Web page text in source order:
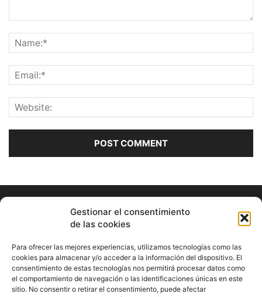
Gestionar el consentimiento
de las cookies
Para ofrecer las mejores experiencias, utilizamos tecnologías como las
cookies para almacenar y/o acceder a la información del dispositivo. El
consentimiento de estas tecnologías nos permitirá procesar datos como
el comportamiento de navegación o las identificaciones únicas en este
sitio. No consentir o retirar el consentimiento, puede afectar
ABOUT US